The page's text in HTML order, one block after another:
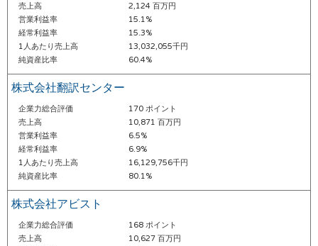
売上高
2,124 百万円
営業利益率
15.1%
経常利益率
15.3%
1人あたり売上高
13,032,055千円
純資産比率
60.4%
株式会社翻訳センター
企業力総合評価
170 ポイント
売上高
10,871 百万円
営業利益率
6.5%
経常利益率
6.9%
1人あたり売上高
16,129,756千円
純資産比率
80.1%
株式会社アビスト
企業力総合評価
168 ポイント
売上高
10,627 百万円